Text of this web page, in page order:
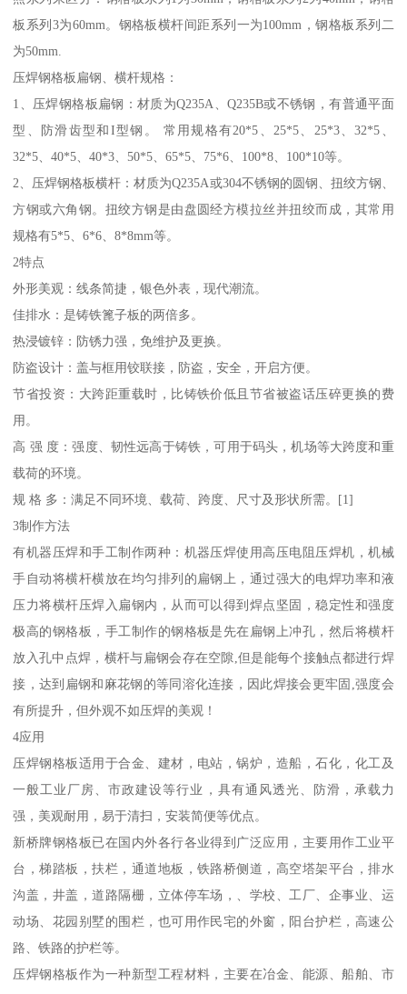
板系列3为60mm。钢格板横杆间距系列一为100mm，钢格板系列二
为50mm.
压焊钢格板扁钢、横杆规格：
1、压焊钢格板扁钢：材质为Q235A、Q235B或不锈钢，有普通平面
型、防滑齿型和I型钢。 常用规格有20*5、25*5、25*3、32*5、
32*5、40*5、40*3、50*5、65*5、75*6、100*8、100*10等。
2、压焊钢格板横杆：材质为Q235A或304不锈钢的圆钢、扭绞方钢、
方钢或六角钢。扭绞方钢是由盘圆经方模拉丝并扭绞而成，其常用
规格有5*5、6*6、8*8mm等。
2特点
外形美观：线条简捷，银色外表，现代潮流。
佳排水：是铸铁篦子板的两倍多。
热浸镀锌：防锈力强，免维护及更换。
防盗设计：盖与框用铰联接，防盗，安全，开启方便。
节省投资：大跨距重载时，比铸铁价低且节省被盗话压碎更换的费
用。
高 强 度：强度、韧性远高于铸铁，可用于码头，机场等大跨度和重
载荷的环境。
规 格 多：满足不同环境、载荷、跨度、尺寸及形状所需。[1]
3制作方法
有机器压焊和手工制作两种：机器压焊使用高压电阻压焊机，机械
手自动将横杆横放在均匀排列的扁钢上，通过强大的电焊功率和液
压力将横杆压焊入扁钢内，从而可以得到焊点坚固，稳定性和强度
极高的钢格板，手工制作的钢格板是先在扁钢上冲孔，然后将横杆
放入孔中点焊，横杆与扁钢会存在空隙,但是能每个接触点都进行焊
接，达到扁钢和麻花钢的等同溶化连接，因此焊接会更牢固,强度会
有所提升，但外观不如压焊的美观！
4应用
压焊钢格板适用于合金、建材，电站，锅炉，造船，石化，化工及
一般工业厂房、市政建设等行业，具有通风透光、防滑，承载力
强，美观耐用，易于清扫，安装简便等优点。
新桥牌钢格板已在国内外各行各业得到广泛应用，主要用作工业平
台，梯踏板，扶栏，通道地板，铁路桥侧道，高空塔架平台，排水
沟盖，井盖，道路隔栅，立体停车场，、学校、工厂、企事业、运
动场、花园别墅的围栏，也可用作民宅的外窗，阳台护栏，高速公
路、铁路的护栏等。
压焊钢格板作为一种新型工程材料，主要在冶金、能源、船舶、市